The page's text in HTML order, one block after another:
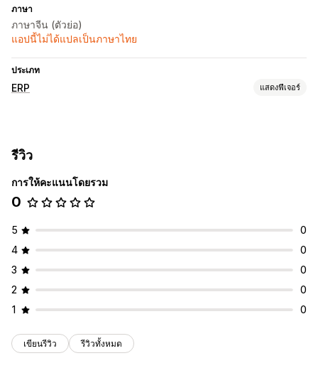
ภาษา
ภาษาจีน (ตัวย่อ)
แอปนี้ไม่ได้แปลเป็นภาษาไทย
ประเภท
ERP แสดงฟีเจอร์
การจัดการคำสั่งซื้ออัตโนมัติ
การประมวลผลเป็นชุด
การอัปเดตสถานะ
วันหมดอายุ
ภาพรวมมูลค่า
บัญชีและการเงิน
การติดตามค่าใช้จ่าย การติดตามผลกำไร
รีวิว
การให้คะแนนโดยรวม
0
5
0
4
0
3
0
2
0
1
0
เขียนรีวิว รีวิวทั้งหมด